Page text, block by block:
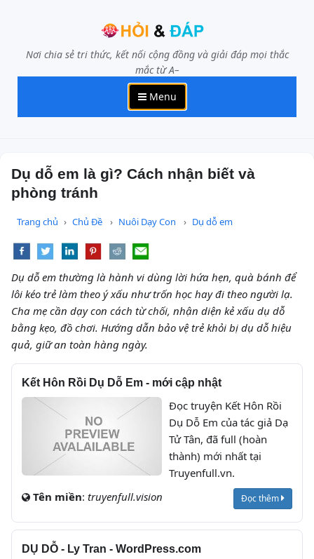
Nơi chia sẻ tri thức, kết nối cộng đồng và giải đáp mọi thắc
mắc từ A–
Menu
Dụ dỗ em là gì? Cách nhận biết và
phòng tránh
Trang chủ Chủ Đề Nuôi Dạy Con Dụ dỗ em
Dụ dỗ em thường là hành vi dùng lời hứa hẹn, quà bánh để
lôi kéo trẻ làm theo ý xấu như trốn học hay đi theo người lạ.
Cha mẹ cần dạy con cách từ chối, nhận diện kẻ xấu dụ dỗ
bằng kẹo, đồ chơi. Hướng dẫn bảo vệ trẻ khỏi bị dụ dỗ hiệu
quả, giữ an toàn hàng ngày.
Kết Hôn Rồi Dụ Dỗ Em - mới cập nhật
Đọc truyện Kết Hôn Rồi
Dụ Dỗ Em của tác giả Dạ
Tử Tân, đã full (hoàn
thành) mới nhất tại
Truyenfull.vn.
Tên miền: truyenfull.vision Đọc thêm
DỤ DỖ - Ly Tran - WordPress.com